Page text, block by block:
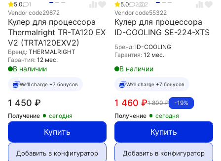
5.0
1
Vendor code29872
Кулер для процессора
Thermalright TR-TA120 EX
V2 (TRTA120EXV2)
Бренд: THERMALRIGHT
Гарантия: 12 мес.
В наличии
We'll charge +7 бонусов
1 450 ₽
Получение сегодня
Купить
Добавить в конфигуратор
5.0 2
2
Vendor code55322
Кулер для процессора
ID-COOLING SE-224-XTS
Бренд: ID-COOLING
Гарантия: 12 мес.
В наличии
We'll charge +7 бонусов
-19%
1 800₽
1 460 ₽
Получение сегодня
Купить
Добавить в конфигуратор